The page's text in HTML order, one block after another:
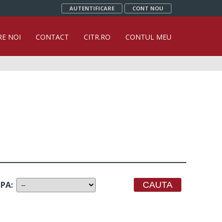
AUTENTIFICARE CONT NOU
NOI CONTACT CITR.RO CONTUL MEU
: